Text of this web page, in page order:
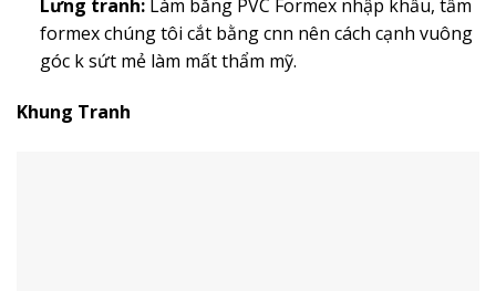
Lưng tranh:Làm bằng PVC Formex nhập khẩu, tấm
formex chúng tôi cắt bằng cnn nên cách cạnh vuông
góc k sứt mẻ làm mất thẩm mỹ.
Khung Tranh